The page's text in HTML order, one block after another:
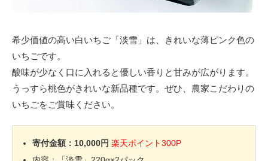
希少価値の高い白いちご「淡雪」は、きれいな薄ピンク色の
いちごです。
酸味が少なく口に入れると優しい香りと甘みが広がります。
うっすら桃色がきれいな新品種です。ぜひ、農家こだわりの
いちごをご賞味ください。
寄付金額：10,000円 楽天ポイント300P